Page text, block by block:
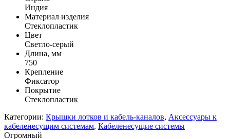
Индия
Материал изделия
Стеклопластик
Цвет
Светло-серый
Длина, мм
750
Крепление
Фиксатор
Покрытие
Стеклопластик
Категории: Крышки лотков и кабель-каналов, Аксессуары к
кабеленесущим системам, Кабеленесущие системы
Огромный